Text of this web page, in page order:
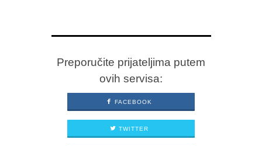
Preporučite prijateljima putem
ovih servisa:
FACEBOOK
TWITTER